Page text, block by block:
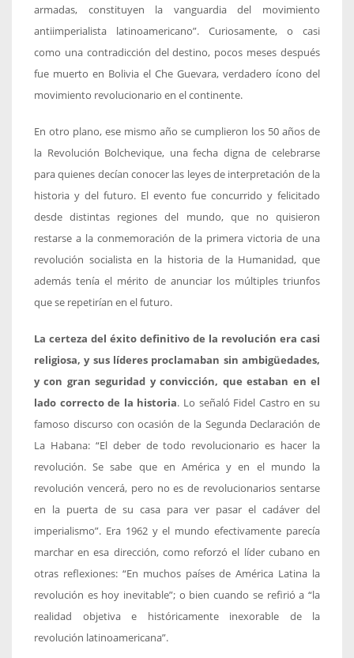
armadas, constituyen la vanguardia del movimiento
antiimperialista latinoamericano”. Curiosamente, o casi
como una contradicción del destino, pocos meses después
fue muerto en Bolivia el Che Guevara, verdadero ícono del
movimiento revolucionario en el continente.
En otro plano, ese mismo año se cumplieron los 50 años de
la Revolución Bolchevique, una fecha digna de celebrarse
para quienes decían conocer las leyes de interpretación de la
historia y del futuro. El evento fue concurrido y felicitado
desde distintas regiones del mundo, que no quisieron
restarse a la conmemoración de la primera victoria de una
revolución socialista en la historia de la Humanidad, que
además tenía el mérito de anunciar los múltiples triunfos
que se repetirían en el futuro.
La certeza del éxito definitivo de la revolución era casi
religiosa, y sus líderes proclamaban sin ambigüedades,
y con gran seguridad y convicción, que estaban en el
lado correcto de la historia. Lo señaló Fidel Castro en su
famoso discurso con ocasión de la Segunda Declaración de
La Habana: “El deber de todo revolucionario es hacer la
revolución. Se sabe que en América y en el mundo la
revolución vencerá, pero no es de revolucionarios sentarse
en la puerta de su casa para ver pasar el cadáver del
imperialismo”. Era 1962 y el mundo efectivamente parecía
marchar en esa dirección, como reforzó el líder cubano en
otras reflexiones: “En muchos países de América Latina la
revolución es hoy inevitable”; o bien cuando se refirió a “la
realidad objetiva e históricamente inexorable de la
revolución latinoamericana”.